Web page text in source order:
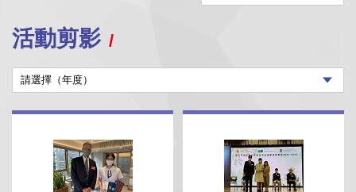
活動剪影